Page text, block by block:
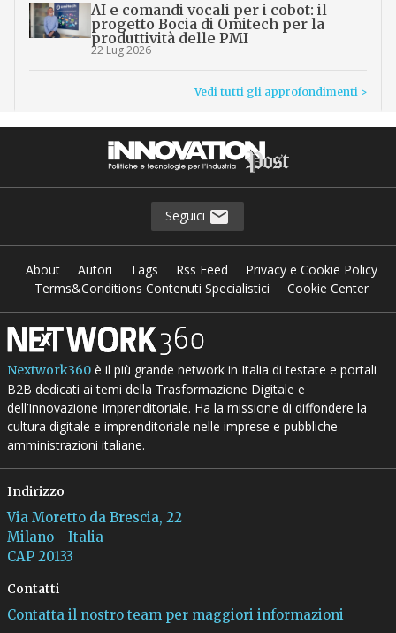
AI e comandi vocali per i cobot: il
progetto Bocia di Omitech per la
produttività delle PMI
22 Lug 2026
Vedi tutti gli approfondimenti >
Seguici
About Autori Tags Rss Feed
Privacy e Cookie Policy
Terms&Conditions Contenuti Specialistici
Cookie Center
Nextwork360è il più grande network in Italia di testate e portali
B2B dedicati ai temi della Trasformazione Digitale e
dell’Innovazione Imprenditoriale. Ha la missione di diffondere la
cultura digitale e imprenditoriale nelle imprese e pubbliche
amministrazioni italiane.
Indirizzo
Via Moretto da Brescia, 22
Milano - Italia
CAP 20133
Contatti
Contatta il nostro team per maggiori informazioni